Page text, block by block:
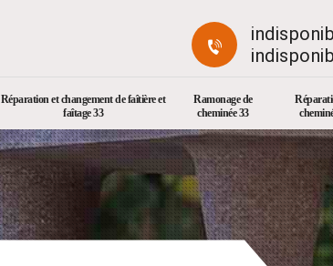
Réparation et changement de faîtière et
faîtage 33
Ramonage de
cheminée 33